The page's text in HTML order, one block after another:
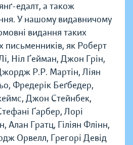
едалт, а також
У нашому видавничому
видання таких
письменників, як Роберт
Ніл Ґейман, Джон Грін,
Р.Р. Мартін, Ліян
Фредерік Беґбедер,
Джон Стейнбек,
Ґарбер, Лорі
Алан Гратц, Гіліян Флінн,
Орвелл, Грегорі Девід